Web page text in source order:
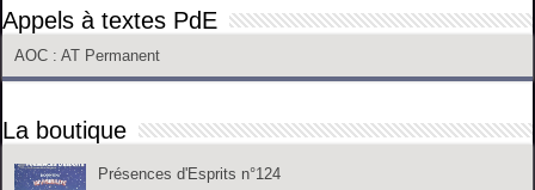
Appels à textes PdE
AOC : AT Permanent
La boutique
Présences d'Esprits n°124